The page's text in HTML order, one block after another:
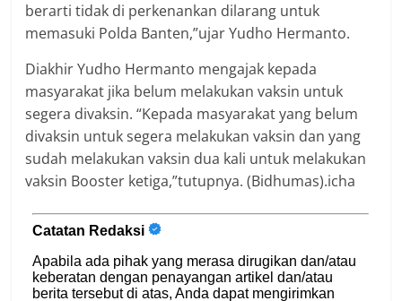
berarti tidak di perkenankan dilarang untuk
memasuki Polda Banten,”ujar Yudho Hermanto.
Diakhir Yudho Hermanto mengajak kepada
masyarakat jika belum melakukan vaksin untuk
segera divaksin. “Kepada masyarakat yang belum
divaksin untuk segera melakukan vaksin dan yang
sudah melakukan vaksin dua kali untuk melakukan
vaksin Booster ketiga,”tutupnya. (Bidhumas).icha